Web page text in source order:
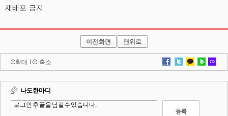
재배포 금지
이전화면 맨위로
확대 l 축소